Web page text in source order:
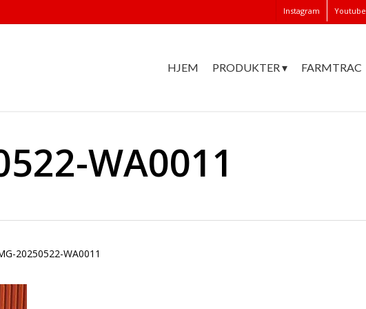
Instagram Youtube
HJEM PRODUKTER ▾ FARMTRAC
WA0011
20250522-WA0011